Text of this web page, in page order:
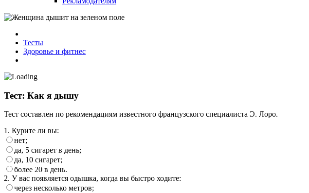
Тесты
Здоровье и фитнес
Тест: Как я дышу
Тест составлен по рекомендациям известного французского специалиста Э. Лоро.
1. Курите ли вы:
нет;
да, 5 сигарет в день;
да, 10 сигарет;
более 20 в день.
2. У вас появляется одышка, когда вы быстро ходите:
через несколько метров;